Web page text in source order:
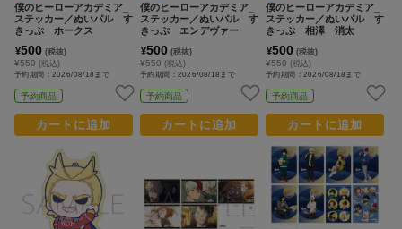
僕のヒーローアカデミア_
ステッカー／ぬいパル す
きっぷ ホークス
¥500 (税抜)
¥550 (税込)
予約期間：2026/08/18まで
予約商品
カートに追加
僕のヒーローアカデミア_
ステッカー／ぬいパル す
きっぷ エンデヴァー
¥500 (税抜)
¥550 (税込)
予約期間：2026/08/18まで
予約商品
カートに追加
僕のヒーローアカデミア_
ステッカー／ぬいパル す
きっぷ 相澤 消太
¥500 (税抜)
¥550 (税込)
予約期間：2026/08/18まで
予約商品
カートに追加